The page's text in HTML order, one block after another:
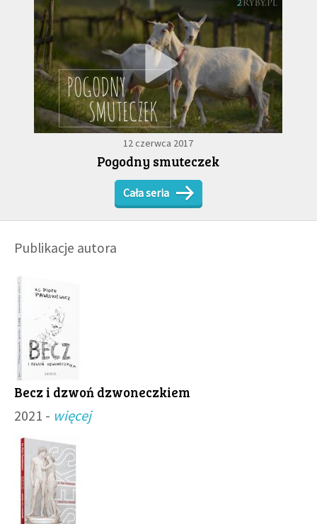
12 czerwca 2017
Pogodny smuteczek
Cała seria
Publikacje autora
Becz i dzwoń dzwoneczkiem
2021 - więcej